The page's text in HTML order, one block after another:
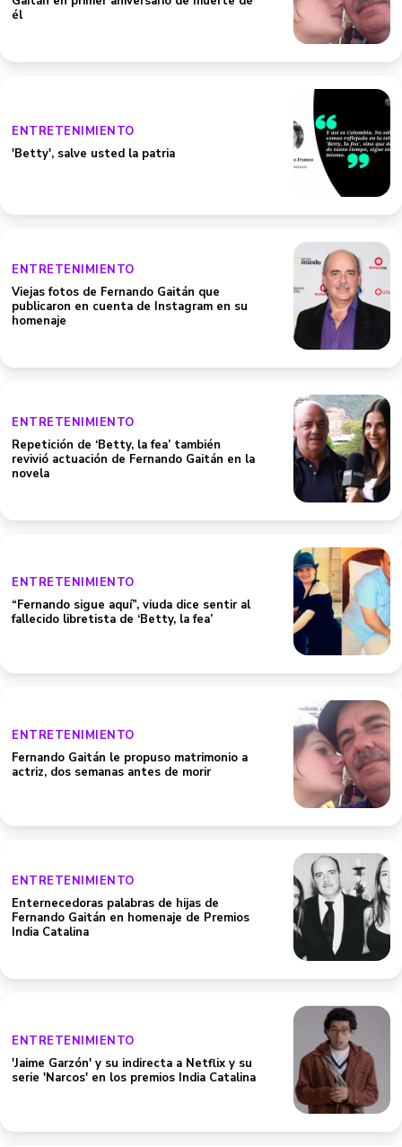
él
ENTRETENIMIENTO
'Betty', salve usted la patria
ENTRETENIMIENTO
Viejas fotos de Fernando Gaitán que
publicaron en cuenta de Instagram en su
homenaje
ENTRETENIMIENTO
Repetición de ‘Betty, la fea’ también
revivió actuación de Fernando Gaitán en la
novela
ENTRETENIMIENTO
“Fernando sigue aquí”, viuda dice sentir al
fallecido libretista de ‘Betty, la fea’
ENTRETENIMIENTO
Fernando Gaitán le propuso matrimonio a
actriz, dos semanas antes de morir
ENTRETENIMIENTO
Enternecedoras palabras de hijas de
Fernando Gaitán en homenaje de Premios
India Catalina
ENTRETENIMIENTO
'Jaime Garzón' y su indirecta a Netflix y su
serie 'Narcos' en los premios India Catalina